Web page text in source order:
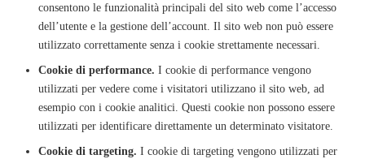
consentono le funzionalità principali del sito web come l’accesso
dell’utente e la gestione dell’account. Il sito web non può essere
utilizzato correttamente senza i cookie strettamente necessari.
Cookie di performance. I cookie di performance vengono
utilizzati per vedere come i visitatori utilizzano il sito web, ad
esempio con i cookie analitici. Questi cookie non possono essere
utilizzati per identificare direttamente un determinato visitatore.
Cookie di targeting. I cookie di targeting vengono utilizzati per